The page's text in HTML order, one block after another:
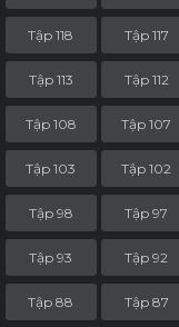
Tập 118 Tập 117
Tập 113 Tập 112
Tập 108 Tập 107
Tập 103 Tập 102
Tập 98 Tập 97
Tập 93 Tập 92
Tập 88 Tập 87